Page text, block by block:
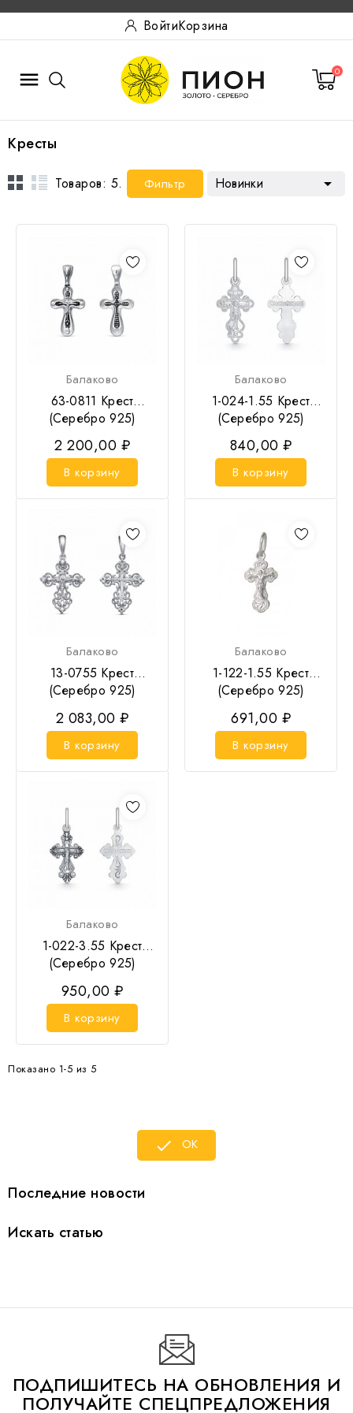
ВойтиКорзина
 0
Кресты
Товаров: 5. Фильтр Новинки 
Балаково
63-0811 Крест
(Серебро 925)
2 200,00 ₽
В корзину
Балаково
1-024-1.55 Крест
(Серебро 925)
840,00 ₽
В корзину
Балаково
13-0755 Крест
(Серебро 925)
2 083,00 ₽
В корзину
Балаково
1-122-1.55 Крест
(Серебро 925)
691,00 ₽
В корзину
Балаково
1-022-3.55 Крест
(Серебро 925)
950,00 ₽
В корзину
Показано 1-5 из 5
 OK
Последние новости
Искать статью
ПОДПИШИТЕСЬ НА ОБНОВЛЕНИЯ И
ПОЛУЧАЙТЕ СПЕЦПРЕДЛОЖЕНИЯ